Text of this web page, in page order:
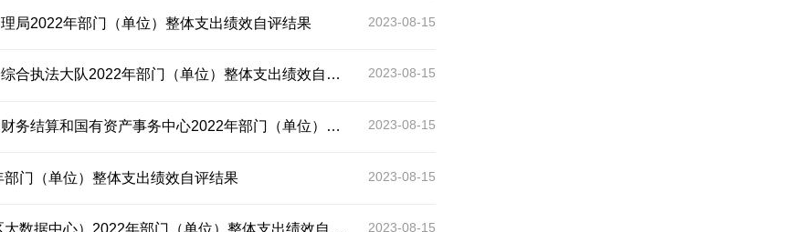
2023-08-15
局2022年部门（单位）整体支出绩效自评结果
2023-08-15
法大队2022年部门（单位）整体支出绩效自评结果
2023-08-15
资产事务中心2022年部门（单位）整体支出绩效自评结果
2023-08-15
门（单位）整体支出绩效自评结果
2023-08-15